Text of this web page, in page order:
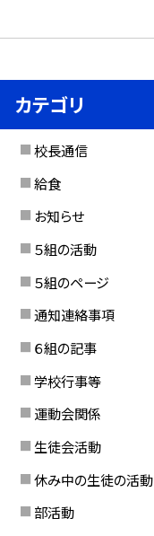
カテゴリ
校長通信
給食
お知らせ
５組の活動
５組のページ
通知連絡事項
６組の記事
学校行事等
運動会関係
生徒会活動
休み中の生徒の活動
部活動